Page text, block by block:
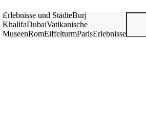
Erlebnisse und StädteBurj
KhalifaDubaiVatikanische
MuseenRomEiffelturmParisErlebnisse